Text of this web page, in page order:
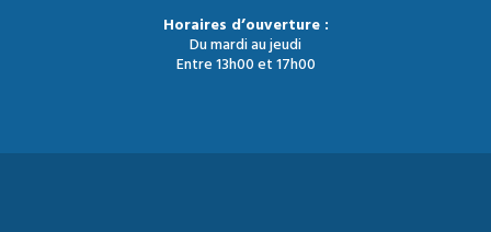
Horaires d’ouverture :
Du mardi au jeudi
Entre 13h00 et 17h00